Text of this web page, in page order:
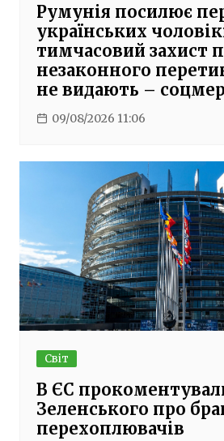
Румунія посилює
українських
тимчасовий захист
незаконного
не видають –
09/08/2026 11:06
Світ
В ЄС
Зеленського про
перехоплювачів